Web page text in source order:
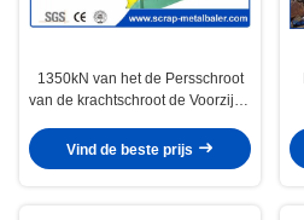
1350kN van het de Persschroot
van de krachtschroot de Voorzijde
Vind de beste prijs